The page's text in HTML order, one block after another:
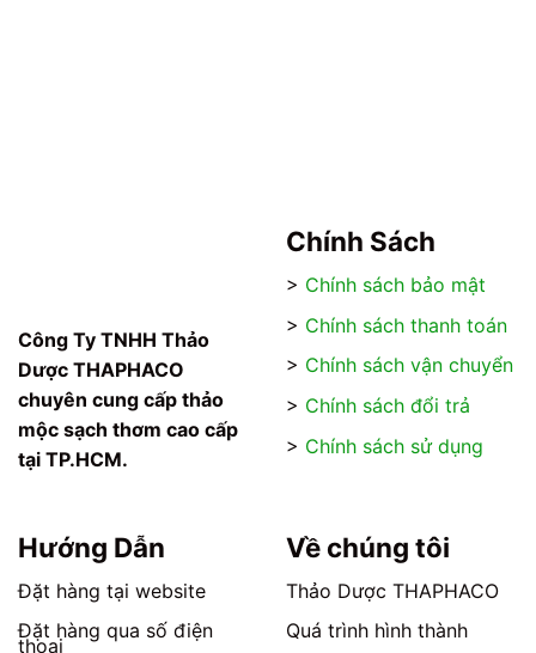
trên
sản
phẩm
có
thể
được
trên
trang
phẩm
Công Ty TNHH Thảo
Dược THAPHACO
chuyên cung cấp thảo
mộc sạch thơm cao cấp
tại TP.HCM.
Chính Sách
> Chính sách bảo mật
> Chính sách thanh toán
> Chính sách vận chuyển
> Chính sách đổi trả
> Chính sách sử dụng
Hướng Dẫn
Đặt hàng tại website
Đặt hàng qua số điện
thoại
Về chúng tôi
Thảo Dược THAPHACO
Quá trình hình thành